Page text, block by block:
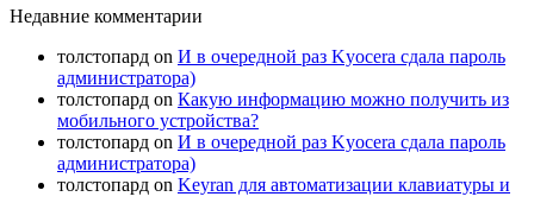
Недавние комментарии
толстопард on И в очередной раз Kyocera сдала пароль
администратора)
толстопард on Какую информацию можно получить из
мобильного устройства?
толстопард on И в очередной раз Kyocera сдала пароль
администратора)
толстопард on Keyran для автоматизации клавиатуры и